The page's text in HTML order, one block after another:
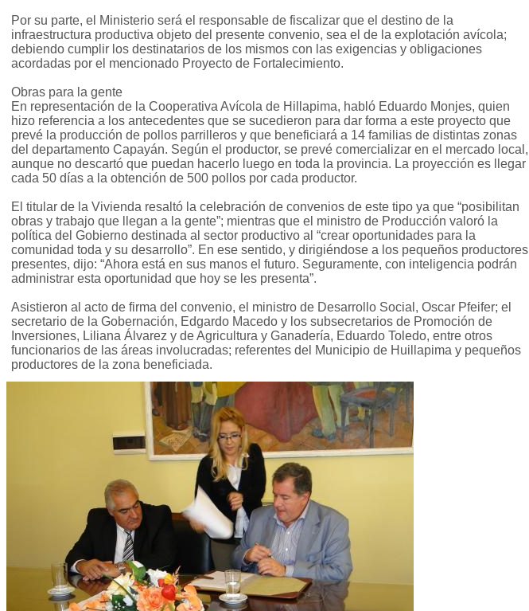
Por su parte, el Ministerio será el responsable de fiscalizar que el destino de la
infraestructura productiva objeto del presente convenio, sea el de la explotación avícola;
debiendo cumplir los destinatarios de los mismos con las exigencias y obligaciones
acordadas por el mencionado Proyecto de Fortalecimiento.
Obras para la gente
En representación de la Cooperativa Avícola de Hillapima, habló Eduardo Monjes, quien
hizo referencia a los antecedentes que se sucedieron para dar forma a este proyecto que
prevé la producción de pollos parrilleros y que beneficiará a 14 familias de distintas zonas
del departamento Capayán. Según el productor, se prevé comercializar en el mercado local,
aunque no descartó que puedan hacerlo luego en toda la provincia. La proyección es llegar
cada 50 días a la obtención de 500 pollos por cada productor.
El titular de la Vivienda resaltó la celebración de convenios de este tipo ya que “posibilitan
obras y trabajo que llegan a la gente”; mientras que el ministro de Producción valoró la
política del Gobierno destinada al sector productivo al “crear oportunidades para la
comunidad toda y su desarrollo”. En ese sentido, y dirigiéndose a los pequeños productores
presentes, dijo: “Ahora está en sus manos el futuro. Seguramente, con inteligencia podrán
administrar esta oportunidad que hoy se les presenta”.
Asistieron al acto de firma del convenio, el ministro de Desarrollo Social, Oscar Pfeifer; el
secretario de la Gobernación, Edgardo Macedo y los subsecretarios de Promoción de
Inversiones, Liliana Álvarez y de Agricultura y Ganadería, Eduardo Toledo, entre otros
funcionarios de las áreas involucradas; referentes del Municipio de Huillapima y pequeños
productores de la zona beneficiada.